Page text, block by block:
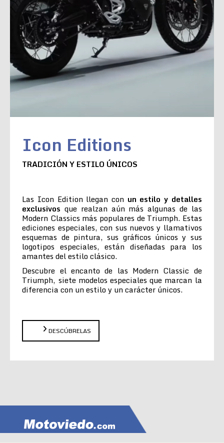
Icon Editions
TRADICIÓN Y ESTILO ÚNICOS
Las Icon Edition llegan con un estilo y detalles
exclusivos que realzan aún más algunas de las
Modern Classics más populares de Triumph. Estas
ediciones especiales, con sus nuevos y llamativos
esquemas de pintura, sus gráficos únicos y sus
logotipos especiales, están diseñadas para los
amantes del estilo clásico.
Descubre el encanto de las Modern Classic de
Triumph, siete modelos especiales que marcan la
diferencia con un estilo y un carácter únicos.
DESCÚBRELAS